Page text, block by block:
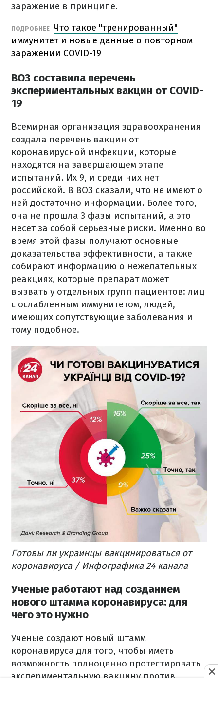
заражение в принципе.
ПОДРОБНЕЕ Что такое "тренированный"
иммунитет и новые данные о повторном
заражении COVID-19
ВОЗ составила перечень
экспериментальных вакцин от COVID-
19
Всемирная организация здравоохранения
создала перечень вакцин от
коронавирусной инфекции, которые
находятся на завершающем этапе
испытаний. Их 9, и среди них нет
российской. В ВОЗ сказали, что не имеют о
ней достаточно информации. Более того,
она не прошла 3 фазы испытаний, а это
несет за собой серьезные риски. Именно во
время этой фазы получают основные
доказательства эффективности, а также
собирают информацию о нежелательных
реакциях, которые препарат может
вызвать у отдельных групп пациентов: лиц
с ослабленным иммунитетом, людей,
имеющих сопутствующие заболевания и
тому подобное.
Готовы ли украинцы вакцинироваться от
коронавируса / Инфографика 24 канала
Ученые работают над созданием
нового штамма коронавируса: для
чего это нужно
Ученые создают новый штамм
коронавируса для того, чтобы иметь
возможность полноценно протестировать
экспериментальную вакцину против